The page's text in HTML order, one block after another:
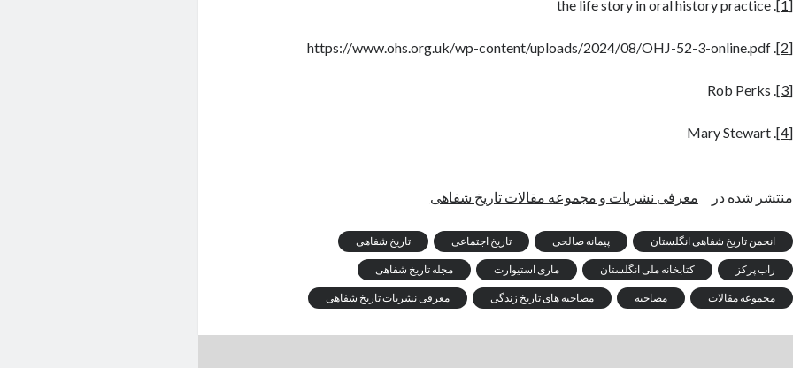
[1]
. the life story in oral history practice
[2]
. https://www.ohs.org.uk/wp-content/uploads/2024/08/OHJ-52-3-online.pdf
[3]
[4]
. Mary Stewart
منتشر شده در معرفی نشریات و مجموعه مقالات تاریخ شفاهی
انجمن تاریخ شفاهی انگلستان پیمانه صالحی تاریخ اجتماعی تاریخ شفاهی
راب پرکز کتابخانه ملی انگلستان ماری استیوارت مجله تاریخ شفاهی
مجموعه مقالات مصاحبه مصاحبه های تاریخ زندگی معرفی نشریات تاریخ شفاهی